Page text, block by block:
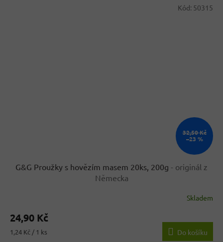
32,50 Kč
–23 %
G&G Proužky s hovězím masem 20ks, 200g - originál z
Německa
produktu
4,4
Skladem
24,90 Kč
Měrná
1,24 Kč / 1 ks Do košíku
Kód: 50315